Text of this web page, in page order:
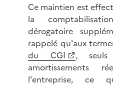
Ce maintien est
la
dérogatoire
rappelé qu'aux
du CGI
, seuls
amortissements
l'entreprise, ce